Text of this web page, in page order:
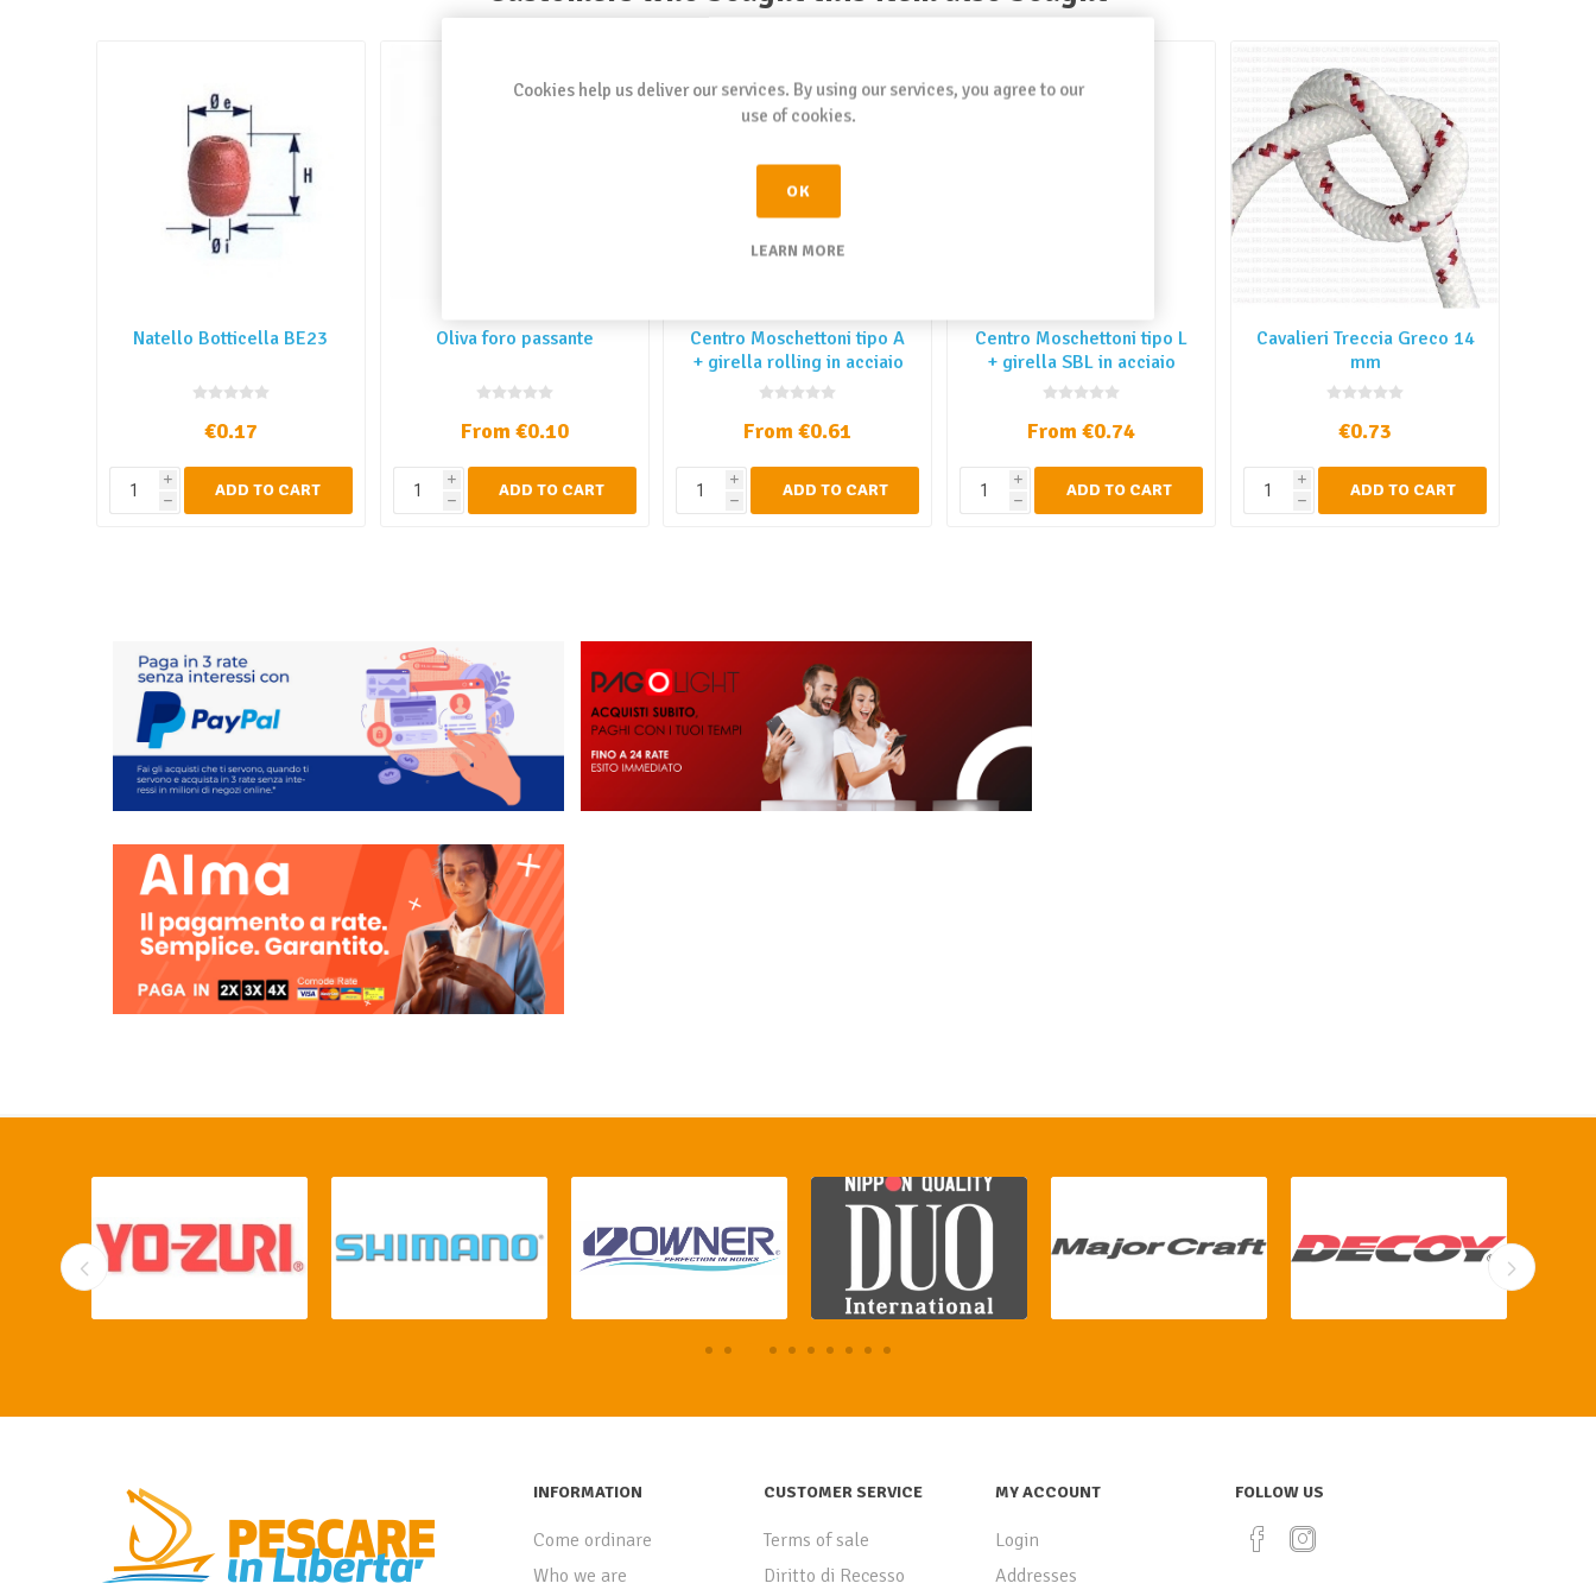
Natello Botticella BE23
€0.17
i
h ADD TO CART
Oliva foro passante
From €0.10
i
h ADD TO CART
Centro Moschettoni tipo A
+ girella rolling in acciaio
From €0.61
i
h ADD TO CART
Centro Moschettoni tipo L
+ girella SBL in acciaio
inox
From €0.74
i
h ADD TO CART
Cavalieri Treccia Greco 14
mm
€0.73
i
h ADD TO CART
INFORMATION
Come ordinare
Who we are
CUSTOMER SERVICE
Terms of sale
Diritto di Recesso
MY ACCOUNT
Login
Addresses
FOLLOW US
Cookies help us deliver our services. By using our services, you agree to our
use of cookies.
OK
LEARN MORE